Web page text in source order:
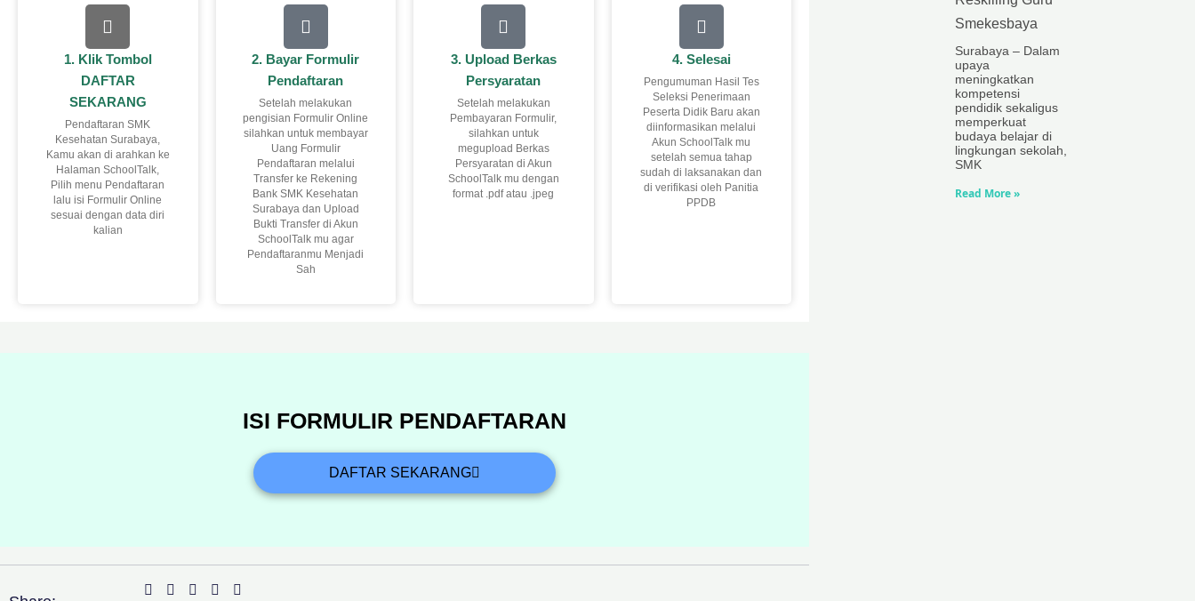
1. Klik Tombol
DAFTAR
SEKARANG
Pendaftaran SMK
Kesehatan Surabaya,
Kamu akan di arahkan ke
Halaman SchoolTalk,
Pilih menu Pendaftaran
lalu isi Formulir Online
sesuai dengan data diri
kalian
2. Bayar Formulir
Pendaftaran
Setelah melakukan
pengisian Formulir Online
silahkan untuk membayar
Uang Formulir
Pendaftaran melalui
Transfer ke Rekening
Bank SMK Kesehatan
Surabaya dan Upload
Bukti Transfer di Akun
SchoolTalk mu agar
Pendaftaranmu Menjadi
Sah
3. Upload Berkas
Persyaratan
Setelah melakukan
Pembayaran Formulir,
silahkan untuk
megupload Berkas
Persyaratan di Akun
SchoolTalk mu dengan
format .pdf atau .jpeg
4. Selesai
Pengumuman Hasil Tes
Seleksi Penerimaan
Peserta Didik Baru akan
diinformasikan melalui
Akun SchoolTalk mu
setelah semua tahap
sudah di laksanakan dan
di verifikasi oleh Panitia
PPDB
ISI FORMULIR PENDAFTARAN
DAFTAR SEKARANG
Smekesbaya
Surabaya – Dalam
upaya
meningkatkan
kompetensi
pendidik sekaligus
memperkuat
budaya belajar di
lingkungan sekolah,
SMK
Read More »